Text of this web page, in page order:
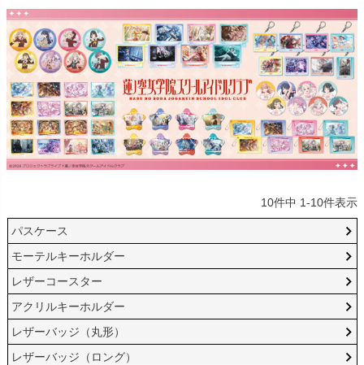
10件中 1-10件表示
パスケース
モーテルキーホルダー
レザーコースター
アクリルキーホルダー
レザーバッジ（丸形）
レザーバッジ（ロング）